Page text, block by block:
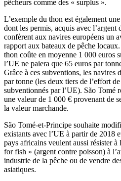
pêcheurs comme des « surplus ».
L’exemple du thon est également
dont les permis, acquis avec l’argent
confèrent aux navires européens un
rapport aux bateaux de pêche
thon coûte en moyenne 1 000 euros
l’UE ne paiera que 65 euros par
Grâce à ces subventions, les navires
par tonne (les deux tiers de l’effort
subventionnés par l’UE). São Tomé
une valeur de 1 000 € provenant de
la valeur marchande.
São Tomé-et-Principe souhaite
existants avec l’UE à partir de 2018
pays africains veulent aussi résister à
for fish » (argent contre poisson) à
industrie de la pêche ou de vendre
asiatiques.